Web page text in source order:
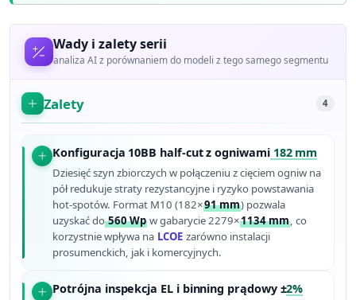
Wady i zalety serii
analiza AI z porównaniem do modeli z tego samego segmentu
Zalety 4
Konfiguracja 10BB half-cut z ogniwami182 mm
Dziesięć szyn zbiorczych w połączeniu z cięciem ogniw na
pół redukuje straty rezystancyjne i ryzyko powstawania
hot-spotów. Format M10 (182×91 mm) pozwala
uzyskać do560 Wp w gabarycie 2279×1134 mm, co
korzystnie wpływa na LCOE zarówno instalacji
prosumenckich, jak i komercyjnych.
Potrójna inspekcja EL i binning prądowy ±2%